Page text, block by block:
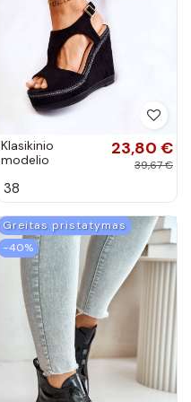
Klasikinio
modelio
platforminės
spalvos Lysette
23,80 €
39,67 €
38
Greitas pristatymas
−40%